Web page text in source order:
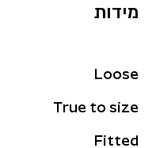
מידות
Loose
True to size
Fitted